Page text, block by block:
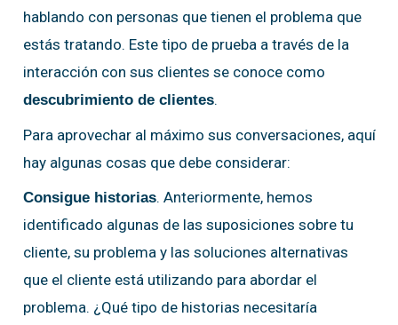
hablando con personas que tienen el problema que
estás tratando. Este tipo de prueba a través de la
interacción con sus clientes se conoce como
descubrimiento de clientes.
Para aprovechar al máximo sus conversaciones, aquí
hay algunas cosas que debe considerar:
Consigue historias. Anteriormente, hemos
identificado algunas de las suposiciones sobre tu
cliente, su problema y las soluciones alternativas
que el cliente está utilizando para abordar el
problema. ¿Qué tipo de historias necesitaría